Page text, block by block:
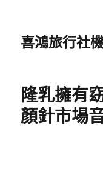
喜鴻旅行社
隆乳擁有
顏針市場